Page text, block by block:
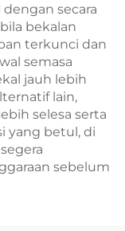
secara
bekalan
terkunci dan
semasa
jauh lebih
lain,
selesa serta
yang betul, di
sebelum